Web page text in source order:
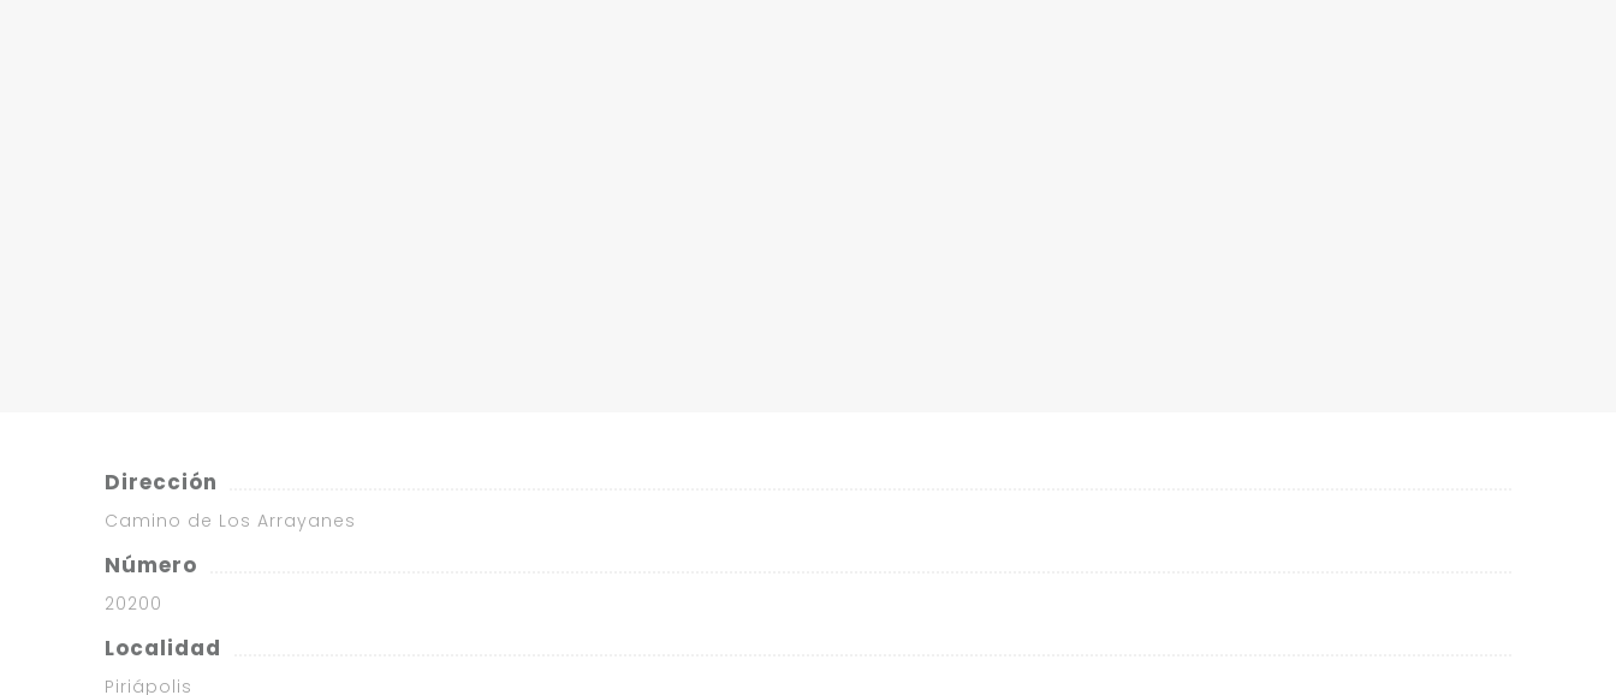
Dirección
Camino de Los Arrayanes
Número
20200
Localidad
Piriápolis